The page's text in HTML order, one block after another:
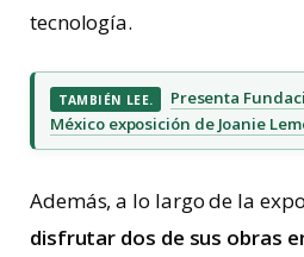
tecnología.
TAMBIÉN LEE.
Presenta
México exposición de Joanie
Además, a lo largo de la
disfrutar dos de sus obras